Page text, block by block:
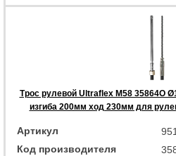
Трос рулевой Ultraflex M58 35864O
изгиба 200мм ход 230мм для
Артикул
Код производителя